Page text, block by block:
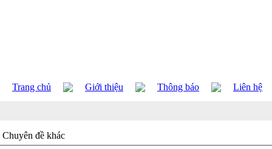
Trang chủ Giới thiệu Thông báo Liên hệ
Chuyên đề khác